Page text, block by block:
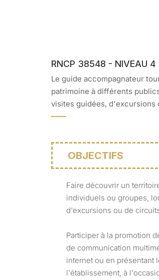
RNCP 38548 - NIVEAU 4
Le guide accompagnateur
patrimoine à différents
visites guidées, d'excursions
OBJECTIFS
Faire découvrir un
individuels ou groupes,
d'excursions ou de
Participer à la promotion
de communication
internet ou en présentant
l'établissement, à